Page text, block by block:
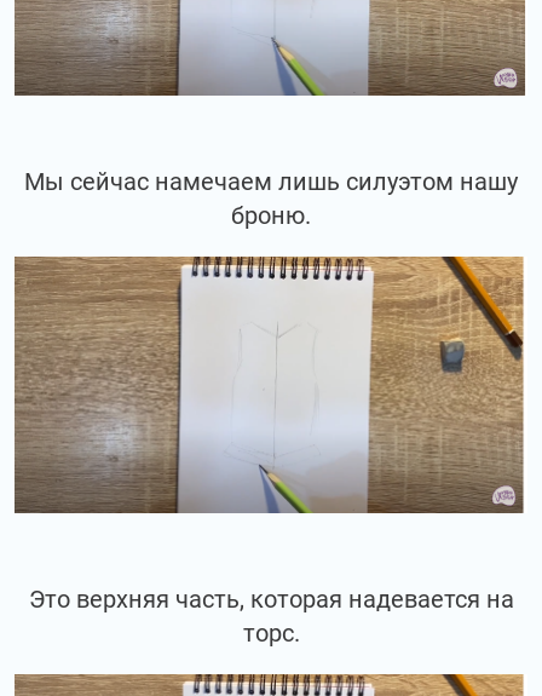
Мы сейчас намечаем лишь силуэтом нашу
броню.
Это верхняя часть, которая надевается на
торс.